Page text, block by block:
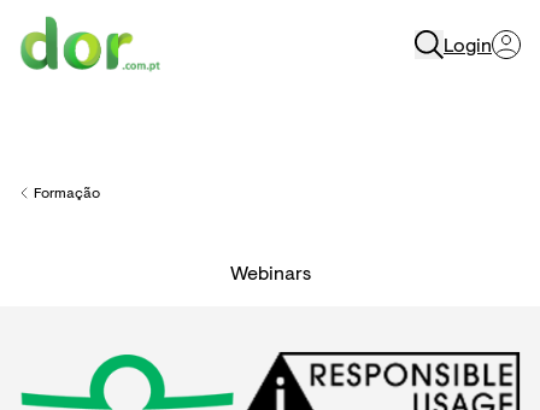
Login
Back to
Formação
Webinars